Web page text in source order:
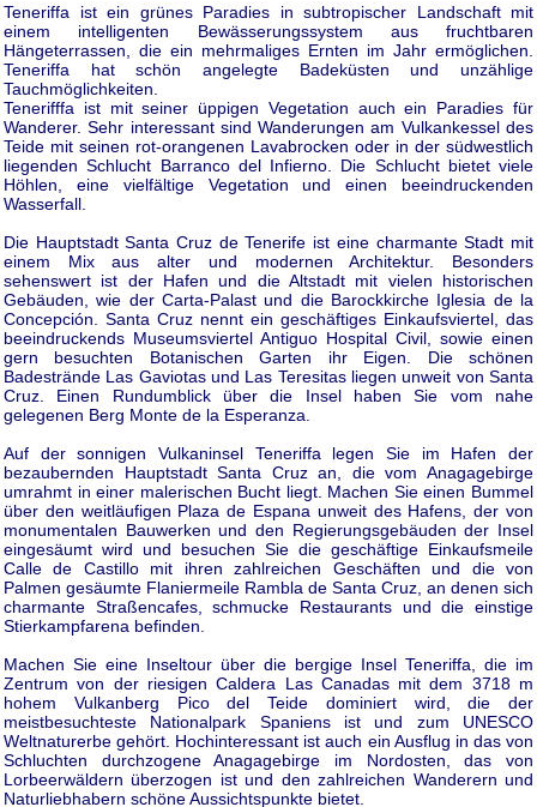
Teneriffa ist ein grünes Paradies in subtropischer Landschaft mit
einem intelligenten Bewässerungssystem aus fruchtbaren
Hängeterrassen, die ein mehrmaliges Ernten im Jahr ermöglichen.
Teneriffa hat schön angelegte Badeküsten und unzählige
Tauchmöglichkeiten.
Tenerifffa ist mit seiner üppigen Vegetation auch ein Paradies für
Wanderer. Sehr interessant sind Wanderungen am Vulkankessel des
Teide mit seinen rot-orangenen Lavabrocken oder in der südwestlich
liegenden Schlucht Barranco del Infierno. Die Schlucht bietet viele
Höhlen, eine vielfältige Vegetation und einen beeindruckenden
Wasserfall.
Die Hauptstadt Santa Cruz de Tenerife ist eine charmante Stadt mit
einem Mix aus alter und modernen Architektur. Besonders
sehenswert ist der Hafen und die Altstadt mit vielen historischen
Gebäuden, wie der Carta-Palast und die Barockkirche Iglesia de la
Concepción. Santa Cruz nennt ein geschäftiges Einkaufsviertel, das
beeindruckends Museumsviertel Antiguo Hospital Civil, sowie einen
gern besuchten Botanischen Garten ihr Eigen. Die schönen
Badestrände Las Gaviotas und Las Teresitas liegen unweit von Santa
Cruz. Einen Rundumblick über die Insel haben Sie vom nahe
gelegenen Berg Monte de la Esperanza.
Auf der sonnigen Vulkaninsel Teneriffa legen Sie im Hafen der
bezaubernden Hauptstadt Santa Cruz an, die vom Anagagebirge
umrahmt in einer malerischen Bucht liegt. Machen Sie einen Bummel
über den weitläufigen Plaza de Espana unweit des Hafens, der von
monumentalen Bauwerken und den Regierungsgebäuden der Insel
eingesäumt wird und besuchen Sie die geschäftige Einkaufsmeile
Calle de Castillo mit ihren zahlreichen Geschäften und die von
Palmen gesäumte Flaniermeile Rambla de Santa Cruz, an denen sich
charmante Straßencafes, schmucke Restaurants und die einstige
Stierkampfarena befinden.
Machen Sie eine Inseltour über die bergige Insel Teneriffa, die im
Zentrum von der riesigen Caldera Las Canadas mit dem 3718 m
hohem Vulkanberg Pico del Teide dominiert wird, die der
meistbesuchteste Nationalpark Spaniens ist und zum UNESCO
Weltnaturerbe gehört. Hochinteressant ist auch ein Ausflug in das von
Schluchten durchzogene Anagagebirge im Nordosten, das von
Lorbeerwäldern überzogen ist und den zahlreichen Wanderern und
Naturliebhabern schöne Aussichtspunkte bietet.